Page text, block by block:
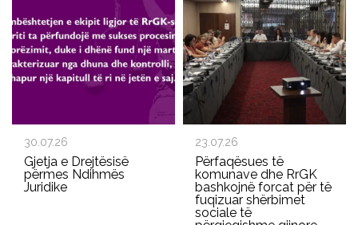
30.07.26
Gjetja e Drejtësisë
përmes Ndihmës
Juridike
23.07.26
Përfaqësues të
komunave dhe RrGK
bashkojnë forcat për të
fuqizuar shërbimet
sociale të